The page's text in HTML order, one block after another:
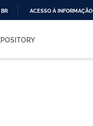
ACESSO À INFORMAÇÃO